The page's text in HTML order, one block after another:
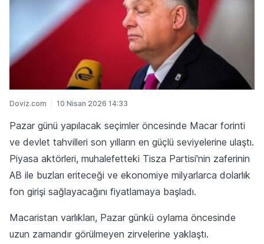
Doviz.com 10 Nisan 2026 14:33
Pazar günü yapılacak seçimler öncesinde Macar forinti
ve devlet tahvilleri son yılların en güçlü seviyelerine ulaştı.
Piyasa aktörleri, muhalefetteki Tisza Partisi'nin zaferinin
AB ile buzları eriteceği ve ekonomiye milyarlarca dolarlık
fon girişi sağlayacağını fiyatlamaya başladı.
Macaristan varlıkları, Pazar günkü oylama öncesinde
uzun zamandır görülmeyen zirvelerine yaklaştı.